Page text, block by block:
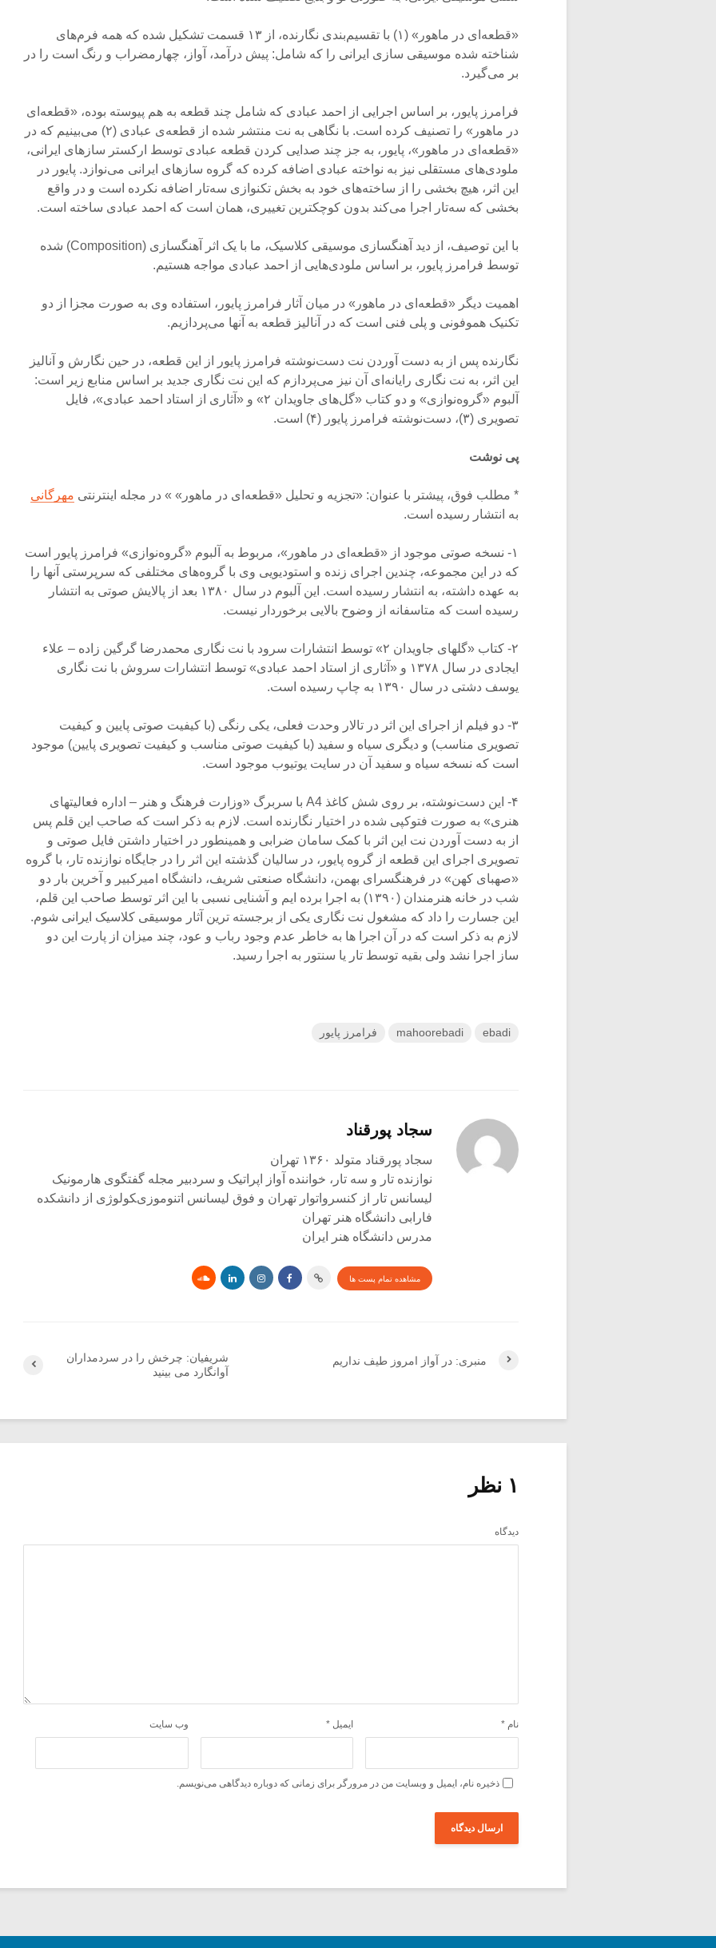
«قطعه‌ای در ماهور» (۱) با تقسیم‌بندی نگارنده، از ۱۳ قسمت تشکیل شده که همه فرم‌های
شناخته شده موسیقی سازی ایرانی را که شامل: پیش درآمد، آواز، چهارمضراب و رنگ است را در
بر می‌گیرد.
فرامرز پایور، بر اساس اجرایی از احمد عبادی که شامل چند قطعه به هم پیوسته بوده، «قطعه‌ای
در ماهور» را تصنیف کرده است. با نگاهی به نت منتشر شده از قطعه‌ی عبادی (۲) می‌بینیم که در
«قطعه‌ای در ماهور»، پایور، به جز چند صدایی کردن قطعه عبادی توسط ارکستر سازهای ایرانی،
ملودی‌های مستقلی نیز به نواخته عبادی اضافه کرده که گروه سازهای ایرانی می‌نوازد. پایور در
این اثر، هیچ بخشی را از ساخته‌های خود به بخش تکنوازی سه‌تار اضافه نکرده است و در واقع
بخشی که سه‌تار اجرا می‌کند بدون کوچکترین تغییری، همان است که احمد عبادی ساخته است.
با این توصیف، از دید آهنگسازی موسیقی کلاسیک، ما با یک اثر آهنگسازی (Composition) شده
توسط فرامرز پایور، بر اساس ملودی‌هایی از احمد عبادی مواجه هستیم.
اهمیت دیگر «قطعه‌ای در ماهور» در میان آثار فرامرز پایور، استفاده وی به صورت مجزا از دو
تکنیک هموفونی و پلی فنی است که در آنالیز قطعه به آنها می‌پردازیم.
نگارنده پس از به دست آوردن نت دست‌نوشته فرامرز پایور از این قطعه، در حین نگارش و آنالیز
این اثر، به نت نگاری رایانه‌ای آن نیز می‌پردازم که این نت نگاری جدید بر اساس منابع زیر است:
آلبوم «گروه‌نوازی» و دو کتاب «گل‌های جاویدان ۲» و «آثاری از استاد احمد عبادی»، فایل
تصویری (۳)، دست‌نوشته فرامرز پایور (۴) است.
پی نوشت
* مطلب فوق، پیشتر با عنوان: «تجزیه و تحلیل «قطعه‌ای در ماهور» » در مجله اینترنتی مهرگانی
به انتشار رسیده است.
۱- نسخه صوتی موجود از «قطعه‌ای در ماهور»، مربوط به آلبوم «گروه‌نوازی» فرامرز پایور است
که در این مجموعه، چندین اجرای زنده و استودیویی وی با گروه‌های مختلفی که سرپرستی آنها را
به عهده داشته، به انتشار رسیده است. این آلبوم در سال ۱۳۸۰ بعد از پالایش صوتی به انتشار
رسیده است که متاسفانه از وضوح بالایی برخوردار نیست.
۲- کتاب «گلهای جاویدان ۲» توسط انتشارات سرود با نت نگاری محمدرضا گرگین زاده – علاء
ایجادی در سال ۱۳۷۸ و «آثاری از استاد احمد عبادی» توسط انتشارات سروش با نت نگاری
یوسف دشتی در سال ۱۳۹۰ به چاپ رسیده است.
۳- دو فیلم از اجرای این اثر در تالار وحدت فعلی، یکی رنگی (با کیفیت صوتی پایین و کیفیت
تصویری مناسب) و دیگری سیاه و سفید (با کیفیت صوتی مناسب و کیفیت تصویری پایین) موجود
است که نسخه سیاه و سفید آن در سایت یوتیوب موجود است.
۴- این دست‌نوشته، بر روی شش کاغذ A4 با سربرگ «وزارت فرهنگ و هنر – اداره فعالیتهای
هنری» به صورت فتوکپی شده در اختیار نگارنده است. لازم به ذکر است که صاحب این قلم پس
از به دست آوردن نت این اثر با کمک سامان ضرابی و همینطور در اختیار داشتن فایل صوتی و
تصویری اجرای این قطعه از گروه پایور، در سالیان گذشته این اثر را در جایگاه نوازنده تار، با گروه
«صهبای کهن» در فرهنگسرای بهمن، دانشگاه صنعتی شریف، دانشگاه امیرکبیر و آخرین بار دو
شب در خانه هنرمندان (۱۳۹۰) به اجرا برده ایم و آشنایی نسبی با این اثر توسط صاحب این قلم،
این جسارت را داد که مشغول نت نگاری یکی از برجسته ترین آثار موسیقی کلاسیک ایرانی شوم.
لازم به ذکر است که در آن اجرا ها به خاطر عدم وجود رباب و عود، چند میزان از پارت این دو
ساز اجرا نشد ولی بقیه توسط تار یا سنتور به اجرا رسید.
ebadi
mahoorebadi فرامرز پایور
سجاد پورقناد
سجاد پورقناد متولد ۱۳۶۰ تهران
نوازنده تار و سه تار، خواننده آواز اپراتیک و سردبیر مجله گفتگوی هارمونیک
لیسانس تار از کنسرواتوار تهران و فوق لیسانس اتنوموزیکولوژی از دانشکده
فارابی دانشگاه هنر تهران
مدرس دانشگاه هنر ایران
مشاهده تمام پست ها
شریفیان: چرخش را در سردمداران
آوانگارد می بینید
منبری: در آواز امروز طیف نداریم
۱ نظر
دیدگاه
نام * ایمیل * وب‌ سایت
ذخیره نام، ایمیل و وبسایت من در مرورگر برای زمانی که دوباره دیدگاهی می‌نویسم.